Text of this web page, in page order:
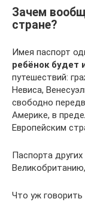
Зачем
стране?
Имея паспорт
ребёнок
путешествий:
Невиса,
свободно
Америке, в
Европейским
Паспорта
Что уж говорить